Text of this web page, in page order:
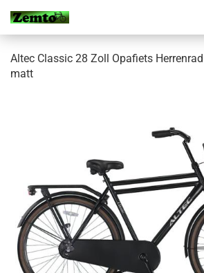
Altec Classic 28 Zoll Opafiets
matt